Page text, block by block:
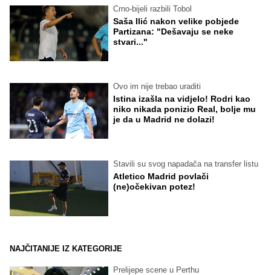
Crno-bijeli razbili Tobol
Saša Ilić nakon velike pobjede
Partizana: "Dešavaju se neke
stvari..."
Ovo im nije trebao uraditi
Istina izašla na vidjelo! Rodri kao
niko nikada ponizio Real, bolje mu
je da u Madrid ne dolazi!
Stavili su svog napadača na transfer listu
Atletico Madrid povlači
(ne)očekivan potez!
NAJČITANIJE IZ KATEGORIJE
Prelijepe scene u Perthu